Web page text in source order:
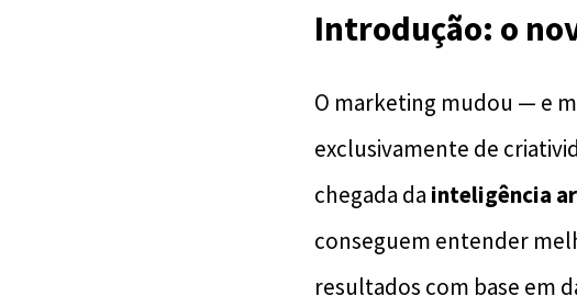
Introdução: o
O marketing mudou — e
exclusivamente de
chegada da inteligência
conseguem entender
resultados com base em